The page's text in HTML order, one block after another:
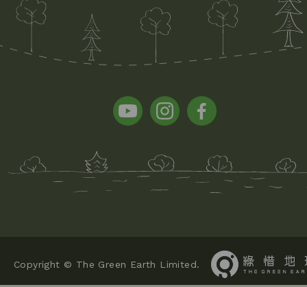
Copyright © The Green Earth Limited.